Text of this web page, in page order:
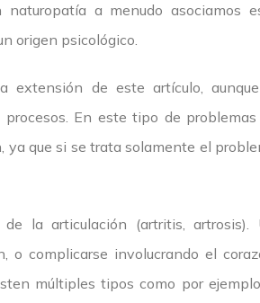
a menudo asociamos
origen psicológico.
extensión de este artículo,
En este tipo de problemas
ya que si se trata solamente el
la articulación (artritis, artrosis).
o complicarse involucrando el
múltiples tipos como por